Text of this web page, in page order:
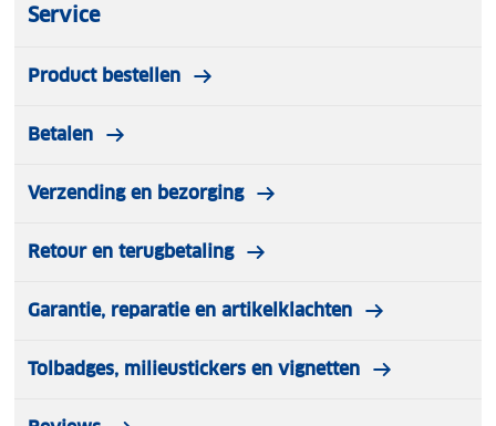
SCM goed gekeurd: Ja
Service
Product bestellen
Betalen
Verzending en bezorging
Retour en terugbetaling
Garantie, reparatie en artikelklachten
Tolbadges, milieustickers en vignetten